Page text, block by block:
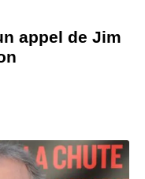
appel de Jim